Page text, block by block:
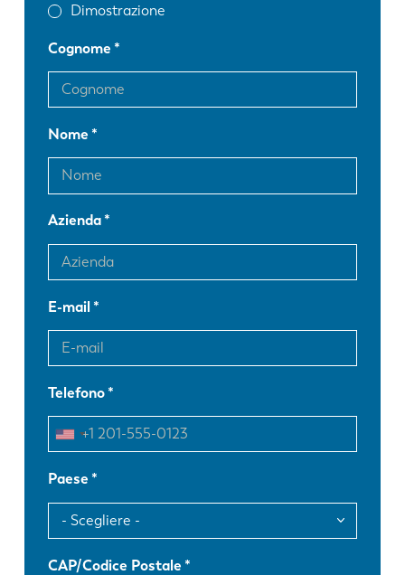
Dimostrazione
Cognome
Nome
Azienda
E-mail
Telefono
Paese
CAP/Codice Postale